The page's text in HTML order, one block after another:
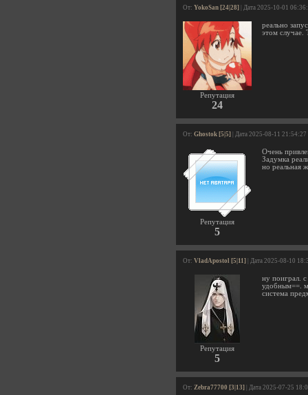
От: YokoSan [24|28] | Дата 2025-10-01
Репутация
24
реально
этом случае.
От: Ghostok [5|5] | Дата 2025-08-11 21:54:27
Репутация
5
Очень
Задумка
но реальная
От: VladApostol [5|11] | Дата 2025-08-10
Репутация
5
ну поиграл.
удобным==.
система
От: Zebra77700 [3|13] | Дата 2025-07-25